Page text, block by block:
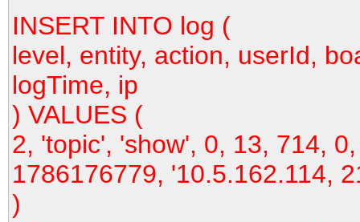
INSERT INTO log (
level, entity, action, userId,
logTime, ip
) VALUES (
2, 'topic', 'show', 0, 13, 714,
1786176779, '10.5.162.114,
)